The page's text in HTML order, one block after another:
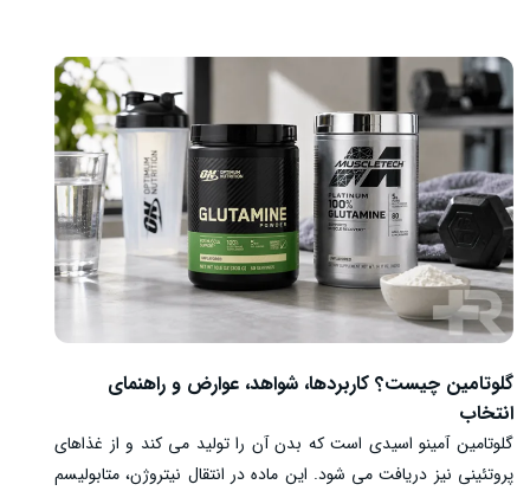
غذاهای حاوی پروتئین کامل علاوه بر BCAA، شش آمینو اسید ضروری
دیگر را نیز فراهم می کنند. شواهد فعلی اثر ثابت و قابل توجهی از مکمل
BCAA منفرد بر عضله سازی، قدرت، استقامت یا بازگشت عملکرد نشان
نمی دهند. بعضی مرورها کاهش محدود درد عضلانی را گزارش کرده
اند، اما این نتیجه با اثبات رشد عضله یا عملکرد بهتر یکسان نیست.
گلوتامین چیست؟ کاربردها، شواهد، عوارض و راهنمای
انتخاب
گلوتامین آمینو اسیدی است که بدن آن را تولید می کند و از غذاهای
پروتئینی نیز دریافت می شود. این ماده در انتقال نیتروژن، متابولیسم